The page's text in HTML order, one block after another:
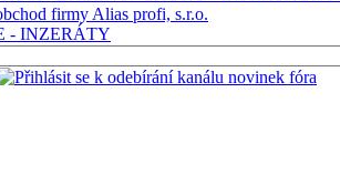
firmy Alias profi, s.r.o.
- INZERÁTY